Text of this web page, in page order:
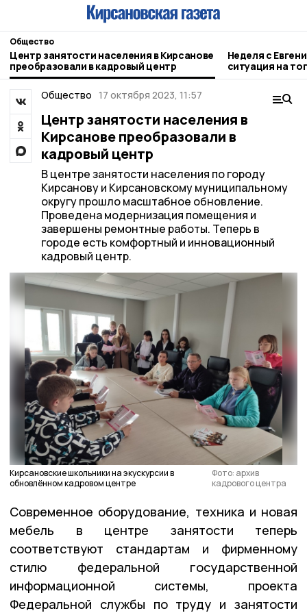
Общество
Центр занятости населения в Кирсанове
преобразовали в кадровый центр
Неделя с
ситуация на
городе и
Общество 17 октября 2023, 11:57
Центр занятости населения в
Кирсанове преобразовали в
кадровый центр
В центре занятости населения по городу
Кирсанову и Кирсановскому муниципальному
округу прошло масштабное обновление.
Проведена модернизация помещения и
завершены ремонтные работы. Теперь в
городе есть комфортный и инновационный
кадровый центр.
Кирсановские школьники на экускурсии в
обновлённом кадровом центре
Фото: архив
кадрового центра
Современное оборудование, техника и новая
мебель в центре занятости теперь
соответствуют стандартам и фирменному
стилю федеральной государственной
информационной системы, проекта
Федеральной службы по труду и занятости